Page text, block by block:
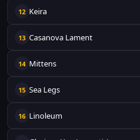
12 Keira
13 Casanova Lament
14 Mittens
15 Sea Legs
16 Linoleum